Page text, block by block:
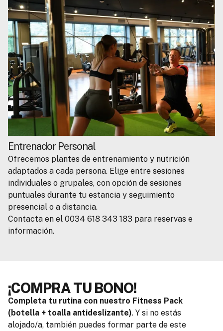
Entrenador Personal
Ofrecemos plantes de entrenamiento y nutrición
adaptados a cada persona. Elige entre sesiones
individuales o grupales, con opción de sesiones
puntuales durante tu estancia y seguimiento
presencial o a distancia.
Contacta en el 0034 618 343 183 para reservas e
información.
¡COMPRA TU BONO!
Completa tu rutina con nuestro Fitness Pack
(botella + toalla antideslizante). Y si no estás
alojado/a, también puedes formar parte de este